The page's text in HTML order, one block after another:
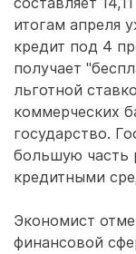
итогам апреля
кредит под 4
получает
льготной
коммерческих
государство.
большую часть
кредитными
Экономист
финансовой